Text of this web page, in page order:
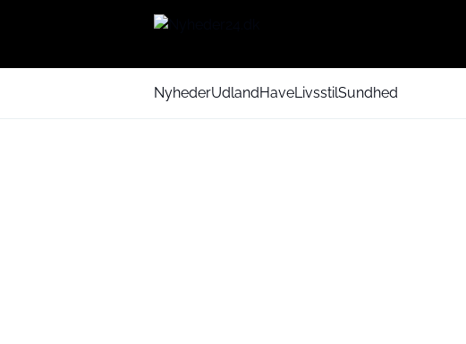
NyhederUdlandHaveLivsstilSundhed